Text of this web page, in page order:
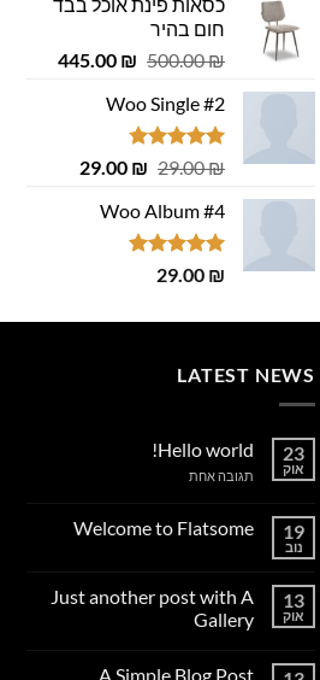
500.00 ₪.
449.00 ₪.כסאות פינת אוכל בבד
חום בהיר
500.00₪
המחיר
היה:
500.00 ₪.
445.00 ₪
המחיר
Woo Single #2
דורג4.75
29.00₪
המחיר
היה:
29.00 ₪.
29.00 ₪
המחיר
Woo Album #4
דורג5.00
29.00 ₪
LATEST NEWS
23
אוק
Hello world!
תגובה אחתעל
19
נוב
Welcome to Flatsome
Welcome
to
Flatsome
13
אוק
Just another post with A
Gallery
על
A Simple Blog Post